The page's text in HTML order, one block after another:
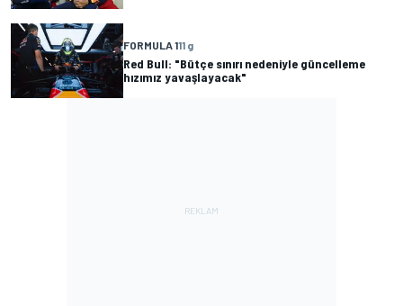
FORMULA 111 g
Red Bull: "Bütçe sınırı nedeniyle güncelleme
hızımız yavaşlayacak"